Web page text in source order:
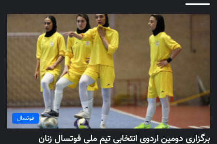
فوتسال
برگزاری دومین اردوی انتخابی تیم ملی فوتسال زنان